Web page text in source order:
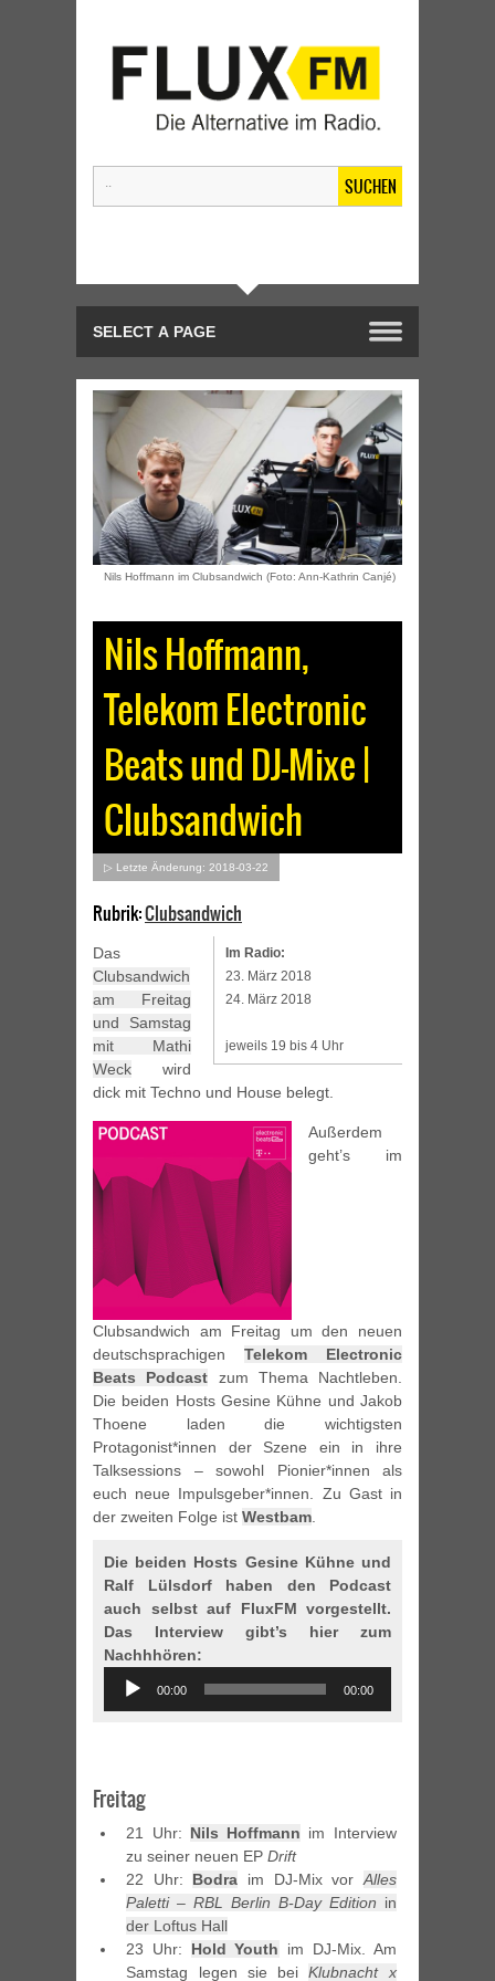
SUCHEN
Nils Hoffmann im Clubsandwich (Foto: Ann-Kathrin Canjé)
Nils Hoffmann,
Telekom Electronic
Beats und DJ-Mixe |
Clubsandwich
▷ Letzte Änderung: 2018-03-22
Rubrik:Clubsandwich
Im Radio:
23. März 2018
24. März 2018
jeweils 19 bis 4 Uhr
Das
Clubsandwich
am Freitag
und Samstag
mit Mathi
Weck wird
dick mit Techno und House belegt.
Außerdem
geht’s im
Clubsandwich am Freitag um den neuen
deutschsprachigen Telekom Electronic
Beats Podcast zum Thema Nachtleben.
Die beiden Hosts Gesine Kühne und Jakob
Thoene laden die wichtigsten
Protagonist*innen der Szene ein in ihre
Talksessions – sowohl Pionier*innen als
euch neue Impulsgeber*innen. Zu Gast in
der zweiten Folge ist Westbam.
Die beiden Hosts Gesine Kühne und
Ralf Lülsdorf haben den Podcast
auch selbst auf FluxFM vorgestellt.
Das Interview gibt’s hier zum
Nachhhören:
Audio
Player
00:00 00:00
Freitag
21 Uhr: Nils Hoffmann im Interview
zu seiner neuen EPDrift
22 Uhr: Bodra im DJ-Mix vorAlles
Paletti – RBL Berlin B-Day Edition in
der Loftus Hall
23 Uhr: Hold Youth im DJ-Mix. Am
Samstag legen sie beiKlubnacht x